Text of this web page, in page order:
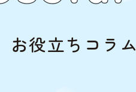
お役立ちコラム